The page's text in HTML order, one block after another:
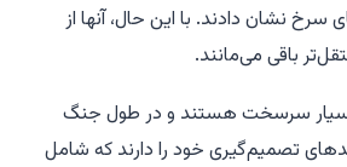
سرخ نشان دادند. با این حال، آنها از
باقی می‌مانند.
سرسخت هستند و در طول جنگ
تصمیم‌گیری خود را دارند که شامل